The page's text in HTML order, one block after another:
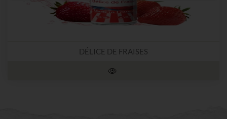
DÉLICE DE FRAISES